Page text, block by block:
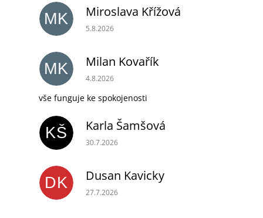
MK Miroslava Křížová
Hodnocení obchodu je 5 z 5 hvězdiček.
5.8.2026
MK Milan Kovařík
Hodnocení obchodu je 5 z 5 hvězdiček.
4.8.2026
vše funguje ke spokojenosti
KŠ Karla Šamšová
Hodnocení obchodu je 5 z 5 hvězdiček.
30.7.2026
DK Dusan Kavicky
Hodnocení obchodu je 5 z 5 hvězdiček.
27.7.2026